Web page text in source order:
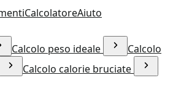
CalcolatoreAiuto
Calcolo peso ideale
Calcolo
Calcolo calorie bruciate